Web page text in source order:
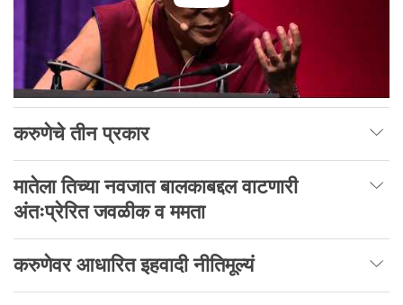
करुणेचे तीन प्रकार
मातेला तिच्या नवजात बालकाबद्दल वाटणारी
अंतःप्रेरित जवळीक व ममता
करुणेवर आधारित इहवादी नीतिमूल्यं